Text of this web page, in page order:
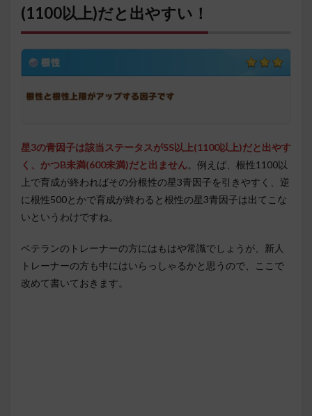
(1100以上)だと出やすい！
星3の青因子は該当ステータスがSS以上(1100以上)だと出やす
く、かつB未満(600未満)だと出ません。例えば、根性1100以
上で育成が終わればその分根性の星3青因子を引きやすく、逆
に根性500とかで育成が終わると根性の星3青因子は出てこな
いというわけですね。
ベテランのトレーナーの方にはもはや常識でしょうが、新人
トレーナーの方も中にはいらっしゃるかと思うので、ここで
改めて書いておきます。